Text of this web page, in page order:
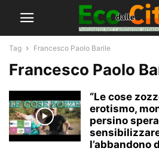
Tag Francesco Paolo Barile
Francesco Paolo
“Le cose
erotismo,
persino
l’abbandono